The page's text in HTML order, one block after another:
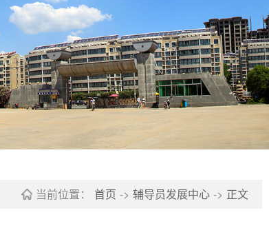
当前位置： 首页 -> 辅导员发展中心 -> 正文